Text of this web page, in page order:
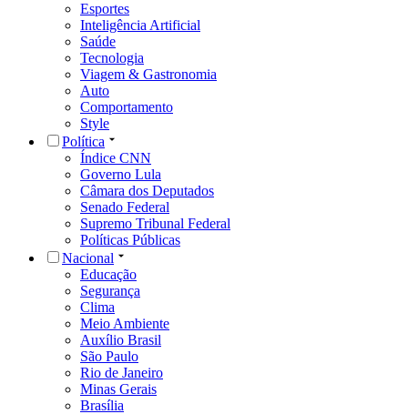
Esportes
Inteligência Artificial
Saúde
Tecnologia
Viagem & Gastronomia
Auto
Comportamento
Style
Política
Índice CNN
Governo Lula
Câmara dos Deputados
Senado Federal
Supremo Tribunal Federal
Políticas Públicas
Nacional
Educação
Segurança
Clima
Meio Ambiente
Auxílio Brasil
São Paulo
Rio de Janeiro
Minas Gerais
Brasília